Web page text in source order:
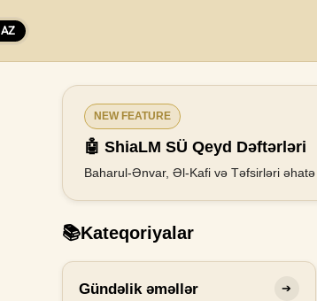
AZ
NEW FEATURE
🤖 ShiaLM SÜ Qeyd Dəftərləri
Baharul-Ənvar, Əl-Kafi və Təfsirləri
📚Kateqoriyalar
Gündəlik əməllər ➔